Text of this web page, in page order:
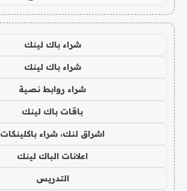
شراء باك لينك
شراء باك لينك
شراء روابط نصية
باقات باك لينك
اشراق لنك، شراء باكلينكات
اعلانات الباك لينك
التدريس